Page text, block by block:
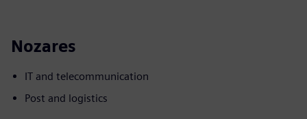
Nozares
IT and telecommunication
Post and logistics